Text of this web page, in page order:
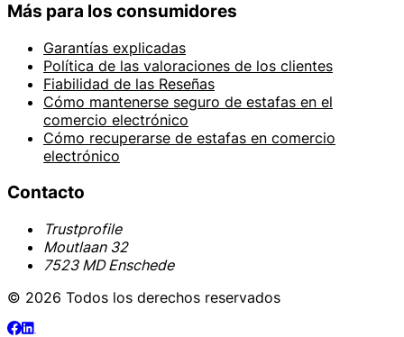
Más para los consumidores
Garantías explicadas
Política de las valoraciones de los clientes
Fiabilidad de las Reseñas
Cómo mantenerse seguro de estafas en el
comercio electrónico
Cómo recuperarse de estafas en comercio
electrónico
Contacto
Trustprofile
Moutlaan 32
7523 MD Enschede
© 2026 Todos los derechos reservados